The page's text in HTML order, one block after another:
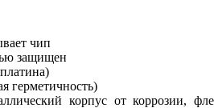
чип
защищен
герметичность)
корпус от коррозии,